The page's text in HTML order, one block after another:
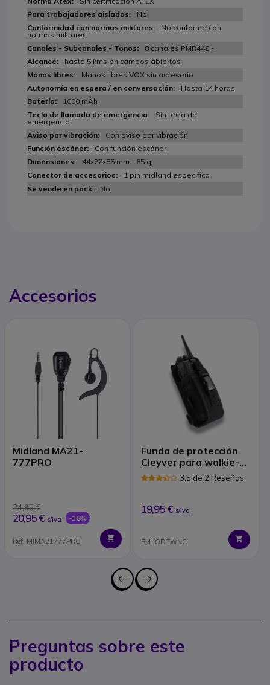
No
No conforme con
normas militares
8 canales PMR446 -
hasta 5 kms en campos abiertos
Manos libres VOX sin accesorio
Hasta 14 horas
1000 mAh
Sin tecla de
emergencia
Con aviso por vibración
Con función escáner
44x27x85 mm - 65 g
1 pin midland especifico
No
Accesorios
Midland MA21-
777PRO
24,95 €
20,95 € s/Iva -16%
Ref: MIMA21777PRO
Funda de protección
Cleyver para walkie-
talkies
3.5 de 2 Reseñas
19,95 € s/Iva
Ref: ODTWNC
Preguntas sobre este
producto